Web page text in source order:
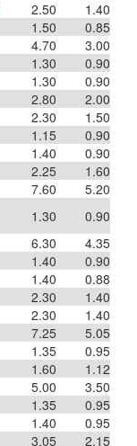
2.50
1.40
1.50
0.85
4.70
3.00
1.30
0.90
1.30
0.90
2.80
2.00
2.30
1.50
1.15
0.90
1.40
0.90
2.25
1.60
7.60
5.20
1.30
0.90
6.30
4.35
1.40
0.90
1.40
0.88
2.30
1.40
2.30
1.40
7.25
5.05
1.35
0.95
1.60
1.12
5.00
3.50
1.35
0.95
1.40
0.95
3.05
2.15